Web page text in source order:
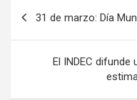
o
k
p
p
entradas
31 de marzo: Día
El INDEC difunde